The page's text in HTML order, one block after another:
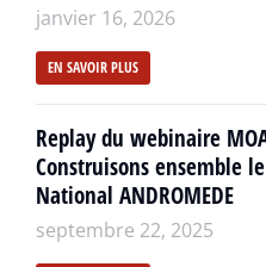
janvier 16, 2026
EN SAVOIR PLUS
Replay du webinaire
Construisons ensemble
National ANDROMEDE
septembre 22, 2025